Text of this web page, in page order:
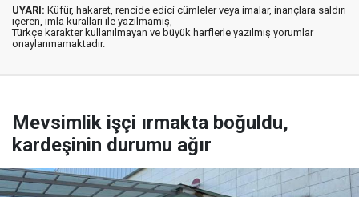
UYARI: Küfür, hakaret, rencide edici cümleler veya imalar, inançlara saldırı
içeren, imla kuralları ile yazılmamış,
Türkçe karakter kullanılmayan ve büyük harflerle yazılmış yorumlar
onaylanmamaktadır.
Mevsimlik işçi ırmakta boğuldu,
kardeşinin durumu ağır